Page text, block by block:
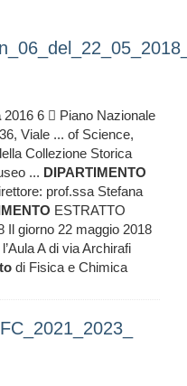
2016 6  Piano Nazionale
Viale ... of Science,
Collezione Storica
... DIPARTIMENTO
prof.ssa Stefana
ESTRATTO
Il giorno 22 maggio 2018
A di via Archirafi
di Fisica e Chimica